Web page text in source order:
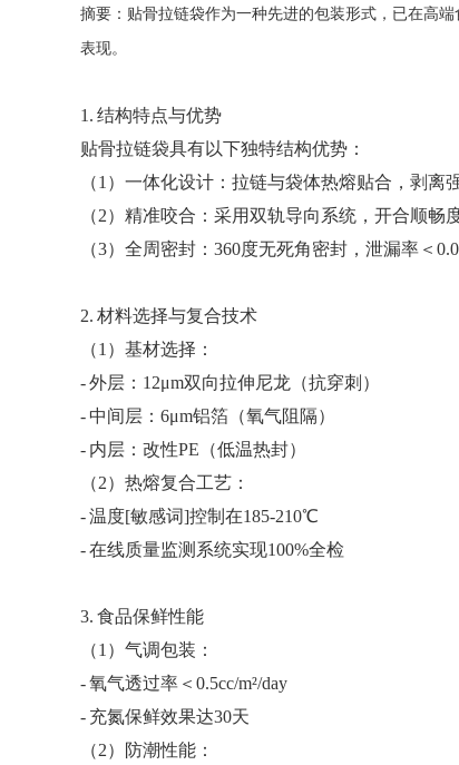
摘要：贴骨拉链袋作为一种先进的包装形式，已在高
表现。
1. 结构特点与优势
贴骨拉链袋具有以下独特结构优势：
（1）一体化设计：拉链与袋体热熔贴合，剥离
（2）精准咬合：采用双轨导向系统，开合顺畅
（3）全周密封：360度无死角密封，泄漏率＜
2. 材料选择与复合技术
（1）基材选择：
- 外层：12μm双向拉伸尼龙（抗穿刺）
- 中间层：6μm铝箔（氧气阻隔）
- 内层：改性PE（低温热封）
（2）热熔复合工艺：
- 温度[敏感词]控制在185-210℃
- 在线质量监测系统实现100%全检
3. 食品保鲜性能
（1）气调包装：
- 氧气透过率＜0.5cc/m²/day
- 充氮保鲜效果达30天
（2）防潮性能：